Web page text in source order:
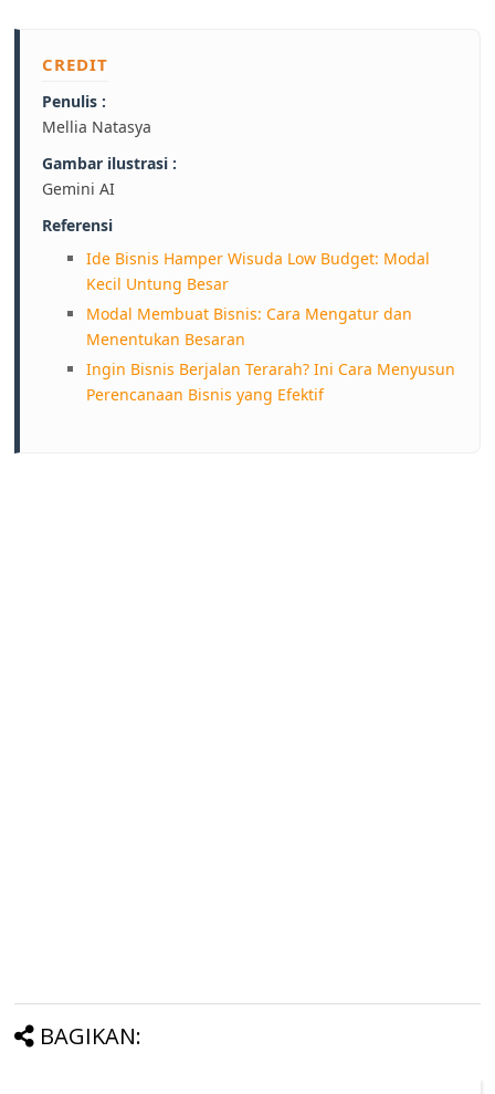
CREDIT
Penulis :
Mellia Natasya
Gambar ilustrasi :
Gemini AI
Referensi
Ide Bisnis Hamper Wisuda Low Budget: Modal
Kecil Untung Besar
Modal Membuat Bisnis: Cara Mengatur dan
Menentukan Besaran
Ingin Bisnis Berjalan Terarah? Ini Cara Menyusun
Perencanaan Bisnis yang Efektif
BAGIKAN: